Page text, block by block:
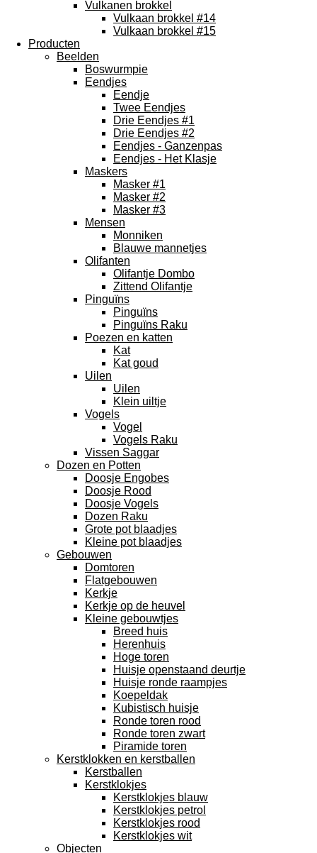
Vulkanen brokkel
Vulkaan brokkel #14
Vulkaan brokkel #15
Producten
Beelden
Boswurmpie
Eendjes
Eendje
Twee Eendjes
Drie Eendjes #1
Drie Eendjes #2
Eendjes - Ganzenpas
Eendjes - Het Klasje
Maskers
Masker #1
Masker #2
Masker #3
Mensen
Monniken
Blauwe mannetjes
Olifanten
Olifantje Dombo
Zittend Olifantje
Pinguïns
Pinguïns
Pinguïns Raku
Poezen en katten
Kat
Kat goud
Uilen
Uilen
Klein uiltje
Vogels
Vogel
Vogels Raku
Vissen Saggar
Dozen en Potten
Doosje Engobes
Doosje Rood
Doosje Vogels
Dozen Raku
Grote pot blaadjes
Kleine pot blaadjes
Gebouwen
Domtoren
Flatgebouwen
Kerkje
Kerkje op de heuvel
Kleine gebouwtjes
Breed huis
Herenhuis
Hoge toren
Huisje openstaand deurtje
Huisje ronde raampjes
Koepeldak
Kubistisch huisje
Ronde toren rood
Ronde toren zwart
Piramide toren
Kerstklokken en kerstballen
Kerstballen
Kerstklokjes
Kerstklokjes blauw
Kerstklokjes petrol
Kerstklokjes rood
Kerstklokjes wit
Objecten